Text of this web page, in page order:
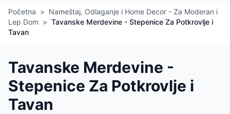
Početna > Nameštaj, Odlaganje i Home Decor - Za Moderan i
Lep Dom > Tavanske Merdevine - Stepenice Za Potkrovlje i
Tavan
Tavanske Merdevine -
Stepenice Za Potkrovlje i
Tavan